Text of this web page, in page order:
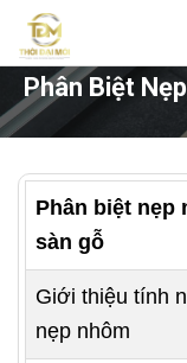
Phân Biệt
Phân biệt nẹp
sàn gỗ
Giới thiệu tính
nẹp nhôm